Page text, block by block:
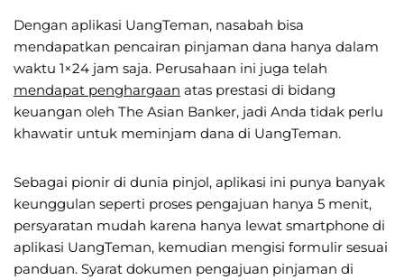
Dengan aplikasi UangTeman, nasabah bisa
mendapatkan pencairan pinjaman dana hanya dalam
waktu 1×24 jam saja. Perusahaan ini juga telah
mendapat penghargaan atas prestasi di bidang
keuangan oleh The Asian Banker, jadi Anda tidak perlu
khawatir untuk meminjam dana di UangTeman.
Sebagai pionir di dunia pinjol, aplikasi ini punya banyak
keunggulan seperti proses pengajuan hanya 5 menit,
persyaratan mudah karena hanya lewat smartphone di
aplikasi UangTeman, kemudian mengisi formulir sesuai
panduan. Syarat dokumen pengajuan pinjaman di